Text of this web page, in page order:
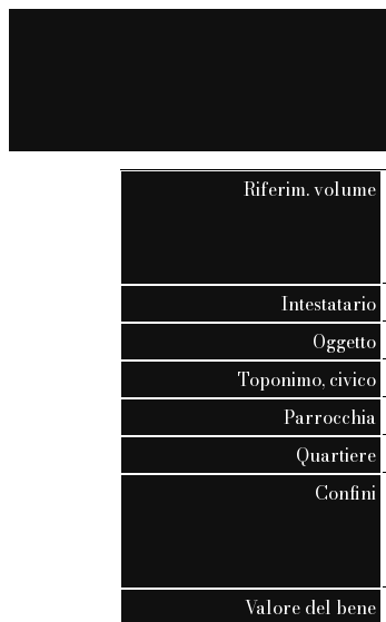
Riferim. volume
Intestatario
Oggetto
Toponimo, civico
Parrocchia
Quartiere
Confini
Valore del bene